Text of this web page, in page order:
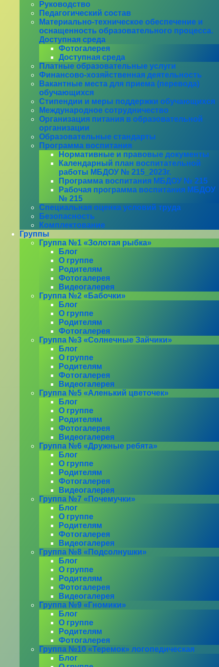
Руководство
Педагогический состав
Материально-техническое обеспечение и
оснащенность образовательного процесса.
Доступная среда
Фотогалерея
Доступная среда
Платные образовательные услуги
Финансово-хозяйственная деятельность
Вакантные места для приема (перевода)
обучающихся
Стипендии и меры поддержки обучающихся
Международное сотрудничество
Организация питания в образовательной
организации
Образовательные стандарты
Программа воспитания
Нормативные и правовые документы
Календарный план воспитательной
работы МБДОУ № 215_2023г.
Программа воспитания МБДОУ № 215
Рабочая программа воспитания МБДОУ
№ 215
Специальная оценка условий труда
Безопасность
Комплектование
Группы
Группа №1 «Золотая рыбка»
Блог
О группе
Родителям
Фотогалерея
Видеогалерея
Группа №2 «Бабочки»
Блог
О группе
Родителям
Фотогалерея
Группа №3 «Солнечные Зайчики»
Блог
О группе
Родителям
Фотогалерея
Видеогалерея
Группа №5 «Аленький цветочек»
Блог
О группе
Родителям
Фотогалерея
Видеогалерея
Группа №6 «Дружные ребята»
Блог
О группе
Родителям
Фотогалерея
Видеогалерея
Группа №7 «Почемучки»
Блог
О группе
Родителям
Фотогалерея
Видеогалерея
Группа №8 «Подсолнушки»
Блог
О группе
Родителям
Фотогалерея
Видеогалерея
Группа №9 «Гномики»
Блог
О группе
Родителям
Фотогалерея
Группа №10 «Теремок» логопедическая
Блог